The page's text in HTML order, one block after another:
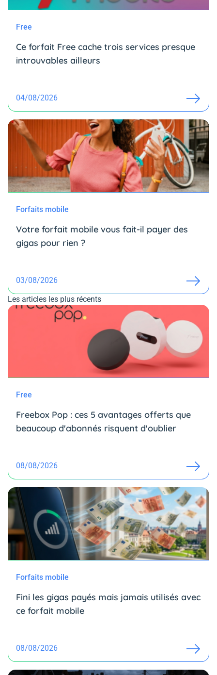
Free
Ce forfait Free cache trois services presque
introuvables ailleurs
04/08/2026
Forfaits mobile
Votre forfait mobile vous fait-il payer des
gigas pour rien ?
03/08/2026
Les articles les plus récents
Free
Freebox Pop : ces 5 avantages offerts que
beaucoup d'abonnés risquent d'oublier
08/08/2026
Forfaits mobile
Fini les gigas payés mais jamais utilisés avec
ce forfait mobile
08/08/2026